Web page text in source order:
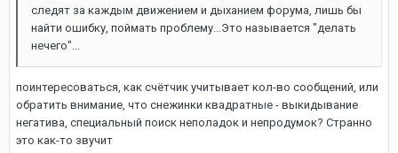
следят за каждым движением и дыханием форума, лишь бы
найти ошибку, поймать проблему...Это называется "делать
нечего"...
поинтересоваться, как счётчик учитывает кол-во сообщений, или
обратить внимание, что снежинки квадратные - выкидывание
негатива, специальный поиск неполадок и непродумок? Странно
это как-то звучит